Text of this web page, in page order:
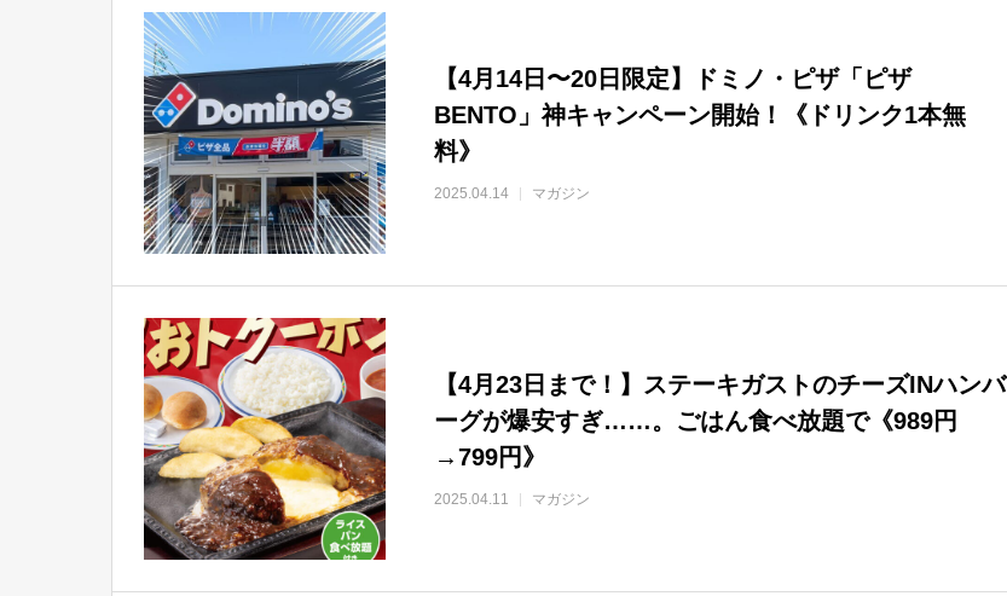
【4月14日〜20日限定】ドミノ・ピザ「ピザ
BENTO」神キャンペーン開始！《ドリンク1本無
料》
2025.04.14 マガジン
【4月23日まで！】ステーキガストのチーズINハンバ
ーグが爆安すぎ……。ごはん食べ放題で《989円
→799円》
2025.04.11 マガジン